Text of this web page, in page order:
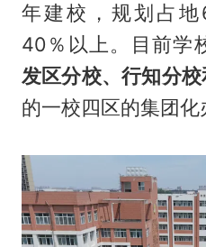
年建校，规划占
40％以上。目前学
发区分校、行知分
的一校四区的集团化